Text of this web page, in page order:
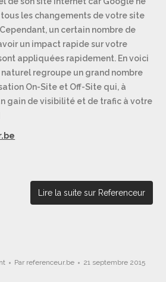
les changements de votre site
un certain nombre de
un impact rapide sur votre
appliquées rapidement. En voici
regroupe un grand nombre
On-Site et Off-Site qui, à
gain de visibilité et de trafic à votre
Lire la suite sur Referenceur
Par referenceur.be 21 septembre 2015